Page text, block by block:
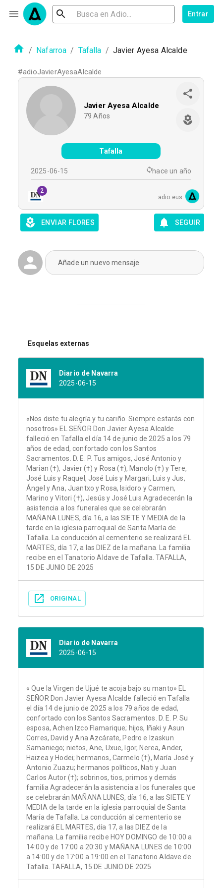
Entrar
/ Nafarroa / Tafalla / Javier Ayesa Alcalde
#adioJavierAyesaAlcalde
Javier Ayesa Alcalde
79 Años
Tafalla
2025-06-15 hace un año
2
adio.eus
ENVIAR FLORES SEGUIR
Añade un nuevo mensaje
Esquelas externas
Diario de Navarra
2025-06-15
«Nos diste tu alegría y tu cariño. Siempre estarás con
nosotros» EL SEÑOR Don Javier Ayesa Alcalde
falleció en Tafalla el día 14 de junio de 2025 a los 79
años de edad, confortado con los Santos
Sacramentos. D. E. P. Tus amigos, José Antonio y
Marian (†), Javier (†) y Rosa (†), Manolo (†) y Tere,
José Luis y Raquel, José Luis y Margari, Luis y Jus,
Ángel y Ana, Juantxo y Rosa, Isidoro y Carmen,
Marino y Vitori (†), Jesús y José Luis Agradecerán la
asistencia a los funerales que se celebrarán
MAÑANA LUNES, día 16, a las SIETE Y MEDIA de la
tarde en la iglesia parroquial de Santa María de
Tafalla. La conducción al cementerio se realizará EL
MARTES, día 17, a las DIEZ de la mañana. La familia
recibe en el Tanatorio Aldave de Tafalla. TAFALLA,
15 DE JUNIO DE 2025
ORIGINAL
Diario de Navarra
2025-06-15
« Que la Virgen de Ujué te acoja bajo su manto» EL
SEÑOR Don Javier Ayesa Alcalde falleció en Tafalla
el día 14 de junio de 2025 a los 79 años de edad,
confortado con los Santos Sacramentos. D. E. P. Su
esposa, Achen Izco Flamarique; hijos, Iñaki y Asun
Corres, David y Ana Azcárate, Pedro e Izaskun
Samaniego; nietos, Ane, Uxue, Igor, Nerea, Ander,
Haizea y Hodei; hermanos, Carmelo (†), María José y
Antonio Zuazu; hermanos políticos, Nati y Juan
Carlos Autor (†); sobrinos, tios, primos y demás
familia Agradecerán la asistencia a los funerales que
se celebrarán MAÑANA LUNES, día 16, a las SIETE Y
MEDIA de la tarde en la iglesia parroquial de Santa
María de Tafalla. La conducción al cementerio se
realizará EL MARTES, día 17, a las DIEZ de la
mañana. La familia recibe HOY DOMINGO de 10:00 a
14:00 y de 17:00 a 20:30 y MAÑANA LUNES de 10:00
a 14:00 y de 17:00 a 19:00 en el Tanatorio Aldave de
Tafalla. TAFALLA, 15 DE JUNIO DE 2025